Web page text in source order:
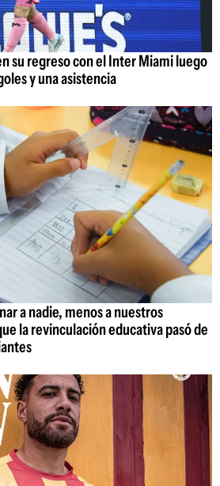
su regreso con el Inter Miami luego
y una asistencia
a nadie, menos a nuestros
la revinculación educativa pasó de